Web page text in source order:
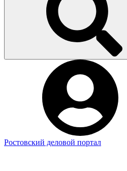
Ростовский деловой портал